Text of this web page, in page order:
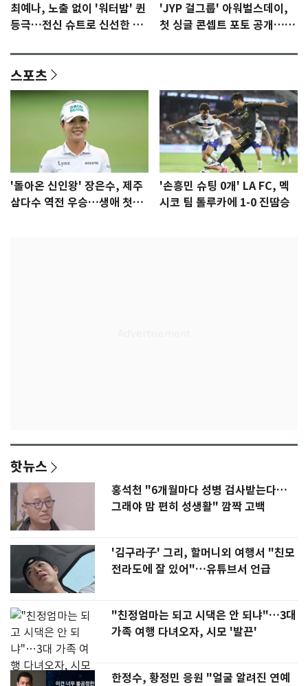
최예나, 노출 없이 '워터밤' 퀸
등극…전신 슈트로 신선한 충
'JYP 걸그룹' 아워벌스데이,
첫 싱글 콘셉트 포토 공개…청
스포츠
'돌아온 신인왕' 장은수, 제주
삼다수 역전 우승…생애 첫승
'손흥민 슈팅 0개' LA FC, 멕
시코 팀 톨루카에 1-0 진땀승
핫뉴스
홍석천 "6개월마다 성병 검사받는다…
그래야 맘 편히 성생활" 깜짝 고백
'김구라子' 그리, 할머니외 여행서 "친모
전라도에 잘 있어"…유튜브서 언급
"친정엄마는 되고 시댁은 안 되냐"…3대
가족 여행 다녀오자, 시모 '발끈'
한정수, 황정민 응원 "얼굴 알려진 연예